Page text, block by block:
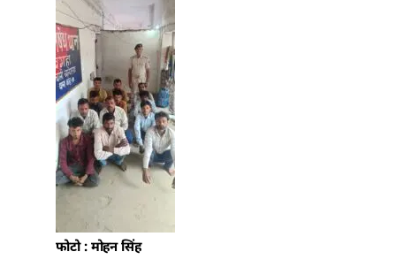
फोटो : मोहन सिंह